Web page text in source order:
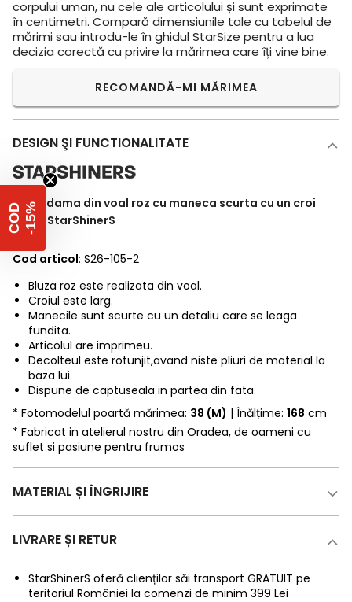
corpului uman, nu cele ale articolului și sunt exprimate
în centimetri. Compară dimensiunile tale cu tabelul de
mărimi sau introdu-le în ghidul StarSize pentru a lua
decizia corectă cu privire la mărimea care îți vine bine.
RECOMANDĂ-MI MĂRIMEA
DESIGN ŞI FUNCTIONALITATE
Bluza dama din voal roz cu maneca scurta cu un croi
larg - StarShinerS
Cod articol: S26-105-2
Bluza roz este realizata din voal.
Croiul este larg.
Manecile sunt scurte cu un detaliu care se leaga
fundita.
Articolul are imprimeu.
Decolteul este rotunjit,avand niste pliuri de material la
baza lui.
Dispune de captuseala in partea din fata.
* Fotomodelul poartă mărimea: 38 (M) | Înălțime: 168 cm
* Fabricat in atelierul nostru din Oradea, de oameni cu
suflet si pasiune pentru frumos
MATERIAL ȘI ÎNGRIJIRE
LIVRARE ȘI RETUR
StarShinerS oferă clienților săi transport GRATUIT pe
teritoriul României la comenzi de minim 399 Lei
C
O
D
-
1
5 %